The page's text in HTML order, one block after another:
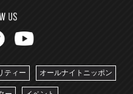
ティー オールナイトニッポン